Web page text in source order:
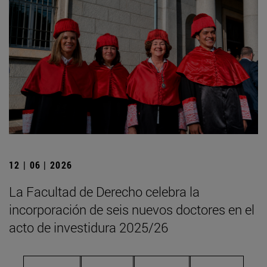
12 | 06 | 2026
La Facultad de Derecho celebra la
incorporación de seis nuevos doctores en el
acto de investidura 2025/26